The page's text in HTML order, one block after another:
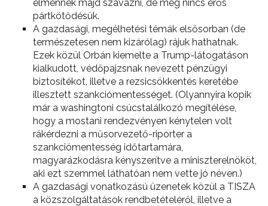
elmennek majd szavazni, de még nincs erős
pártkötődésük.
A gazdasági, megélhetési témák elsősorban (de
természetesen nem kizárólag) rájuk hathatnak.
Ezek közül Orbán kiemelte a Trump-látogatáson
kialkudott, védőpajzsnak nevezett pénzügyi
biztosítékot, illetve a rezsicsökkentés keretébe
illesztett szankciómentességet. (Olyannyira kopik
már a washingtoni csúcstalálkozó megítélése,
hogy a mostani rendezvényen kénytelen volt
rákérdezni a műsorvezető-riporter a
szankciómentesség időtartamára,
magyarázkodásra kényszerítve a miniszterelnököt,
aki ezt szemmel láthatóan nem vette jó néven.)
A gazdasági vonatkozású üzenetek közül a TISZA
a közszolgáltatások rendbetételéről, illetve a